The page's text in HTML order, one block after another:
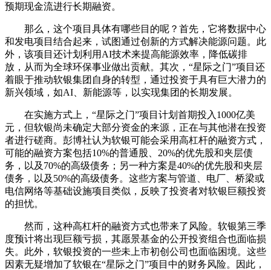
预期现金流进行长期融资。
那么，这个项目具体有哪些目的呢？首先，它将数据中心
和发电项目结合起来，试图通过创新的方式解决能源问题。此
外，该项目还计划利用AI技术来提高能源效率，降低碳排
放，从而为全球环保事业做出贡献。其次，“星际之门”项目还
着眼于推动软银集团自身的转型，通过投资于具有巨大潜力的
新兴领域，如AI、新能源等，以实现集团的长期发展。
在实施方式上，“星际之门”项目计划首期投入1000亿美
元，但软银尚未确定大部分资金的来源，正在与其他潜在投资
者进行磋商。彭博社认为软银可能会采用高杠杆的融资方式，
可能的融资方案包括10%的普通股、20%的优先股和夹层债
务，以及70%的高级债务；另一种方案是40%的优先股和夹层
债务，以及50%的高级债务。这些方案与管道、电厂、桥梁或
电信网络等基础设施项目类似，反映了投资者对软银巨额投资
的担忧。
然而，这种高杠杆的融资方式也带来了风险。软银第三季
度预计将出现巨额亏损，其愿景基金的公开投资组合也面临损
失。此外，软银投资的一些未上市初创公司也面临困境。这些
因素无疑增加了软银在“星际之门”项目中的财务风险。因此，